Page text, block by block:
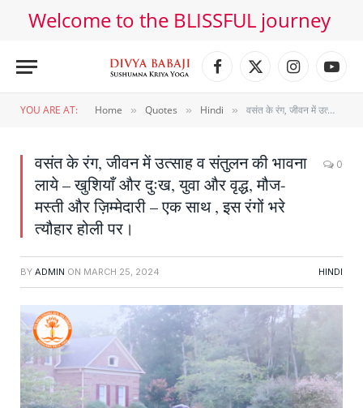
Welcome to the BLISSFUL journey
Facebook
X
Instagram
YOU ARE AT: Home » Quotes » Hindi » वसंत के रंग, जीवन में उत्साह व संतुलन की भावना लाये – खुशियाँ और दुःख, युवा और वृद्ध, मौज-मस्ती और ज़िम्मेदारी – एक साथ , इस रंगों भरे त्यौहार होली पर।
वसंत के रंग, जीवन में उत्साह व संतुलन की भावना
लाये – खुशियाँ और दुःख, युवा और वृद्ध, मौज-
मस्ती और ज़िम्मेदारी – एक साथ , इस रंगों भरे
त्यौहार होली पर।
0
BY ADMIN ON MARCH 25, 2024 HINDI